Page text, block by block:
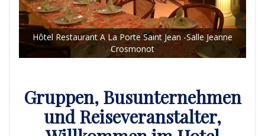
Hôtel Restaurant A La Porte Saint Jean -Salle Jeanne
Crosmonot
Gruppen, Busunternehmen
und Reiseveranstalter,